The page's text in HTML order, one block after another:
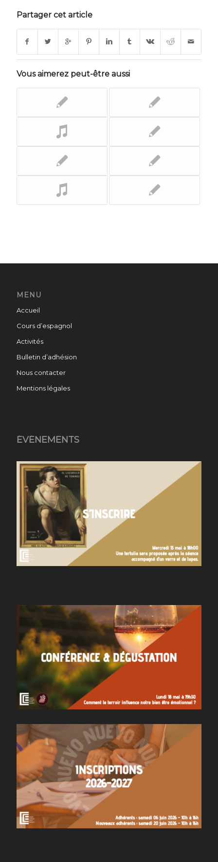
Partager cet article
Vous aimerez peut-être aussi
MENU
Accueil
Cours d’espagnol
Activités
Bulletin d’adhésion
Nous contacter
Mentions légales
ÉVÉNEMENTS